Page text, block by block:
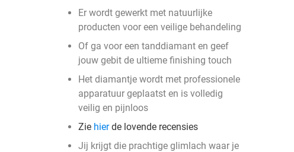
Er wordt gewerkt met natuurlijke
producten voor een veilige behandeling
Of ga voor een tanddiamant en geef
jouw gebit de ultieme finishing touch
Het diamantje wordt met professionele
apparatuur geplaatst en is volledig
veilig en pijnloos
Zie hierde lovende recensies
Jij krijgt die prachtige glimlach waar je